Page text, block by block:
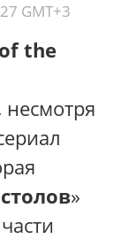
GMT+3
the
несмотря
»